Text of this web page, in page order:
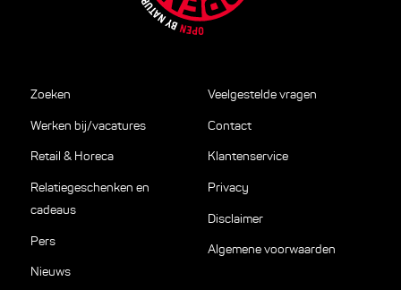
Zoeken
Werken bij/vacatures
Retail & Horeca
Relatiegeschenken en
cadeaus
Pers
Nieuws
Veelgestelde vragen
Contact
Klantenservice
Privacy
Disclaimer
Algemene voorwaarden